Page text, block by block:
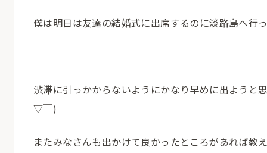
僕は明日は友達の結婚式に出席するのに淡路島へ行
渋滞に引っかからないようにかなり早めに出ようと
▽￣)
またみなさんも出かけて良かったところがあれば教